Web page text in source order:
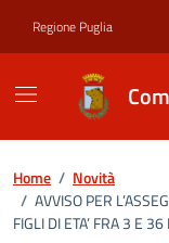
Regione Puglia
Home / Novità
/ AVVISO PER
FIGLI DI ETA’ FRA 3 E